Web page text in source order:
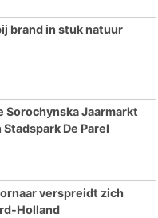
brand in stuk natuur
Sorochynska Jaarmarkt
De Parel
verspreidt zich
Holland